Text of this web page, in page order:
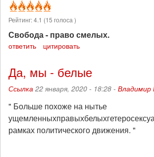
Рейтинг:4.1 (15 голоса )
Свобода - право смелых.
ответить цитировать
Да, мы - белые
Ссылка 22 января, 2020 - 18:28 - Владимир
" Больше похоже на нытье
рамках политического движения. "